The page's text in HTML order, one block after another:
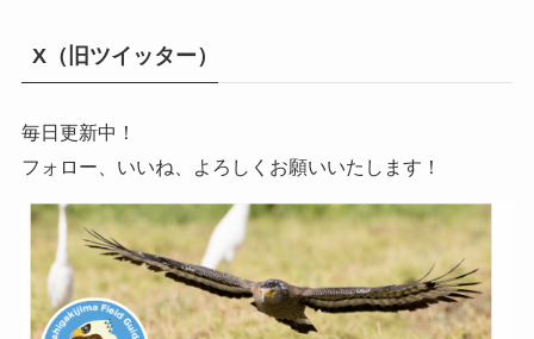
X（旧ツイッター）
毎日更新中！
フォロー、いいね、よろしくお願いいたします！